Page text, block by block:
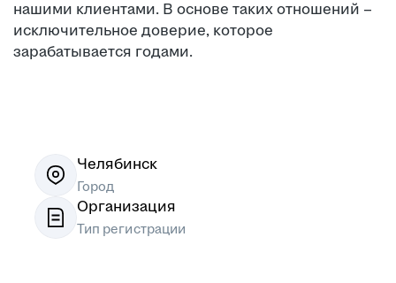
нашими клиентами. В основе таких отношений –
исключительное доверие, которое
зарабатывается годами.
Челябинск
Город
Организация
Тип регистрации